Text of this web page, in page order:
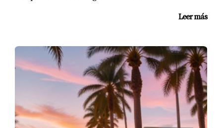
Conclusión
Determinar si el precio de una propiedad en Florida es
justo no tiene por qué ser complicado si utilizas las
herramientas adecuadas y mantienes una mente abierta.
Leer más